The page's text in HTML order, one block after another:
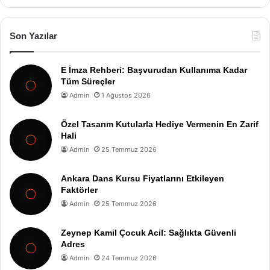
Son Yazılar
E İmza Rehberi: Başvurudan Kullanıma Kadar
Tüm Süreçler
Admin 1 Ağustos 2026
Özel Tasarım Kutularla Hediye Vermenin En Zarif
Hali
Admin 25 Temmuz 2026
Ankara Dans Kursu Fiyatlarını Etkileyen
Faktörler
Admin 25 Temmuz 2026
Zeynep Kamil Çocuk Acil: Sağlıkta Güvenli
Adres
Admin 24 Temmuz 2026